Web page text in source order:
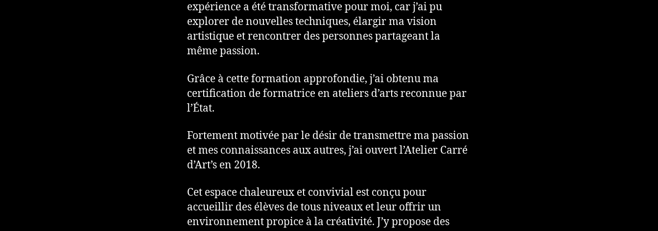
expérience a été transformative pour moi, car j’ai pu
explorer de nouvelles techniques, élargir ma vision
artistique et rencontrer des personnes partageant la
même passion.
Grâce à cette formation approfondie, j’ai obtenu ma
certification de formatrice en ateliers d’arts reconnue par
l’État.
Fortement motivée par le désir de transmettre ma passion
et mes connaissances aux autres, j’ai ouvert l’Atelier Carré
d’Art’s en 2018.
Cet espace chaleureux et convivial est conçu pour
accueillir des élèves de tous niveaux et leur offrir un
environnement propice à la créativité. J’y propose des